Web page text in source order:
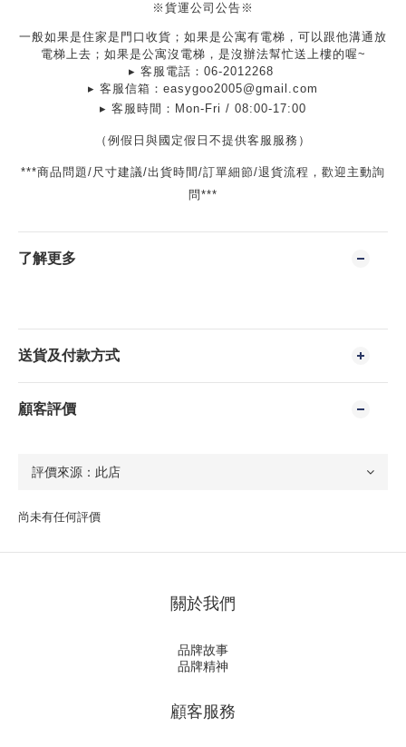
※貨運公司公告※
一般如果是住家是門口收貨；如果是公寓有電梯，可以跟他溝通放
電梯上去；如果是公寓沒電梯，是沒辦法幫忙送上樓的喔~
▸ 客服電話： 06-2012268
▸ 客服信箱： easygoo2005@gmail.com
▸ 客服時間： Mon-Fri / 08:00-17:00
（例假日與國定假日不提供客服服務）
***商品問題/尺寸建議/出貨時間 /訂單細節/退貨流程，歡迎主動詢
問***
了解更多
送貨及付款方式
顧客評價
尚未有任何評價
關於我們
品牌故事
品牌精神
顧客服務